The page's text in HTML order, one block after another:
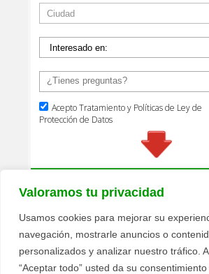
Valoramos tu privacidad
Usamos cookies para mejorar su
navegación, mostrarle anuncios o
personalizados y analizar nuestro tráfico.
“Aceptar todo” usted da su